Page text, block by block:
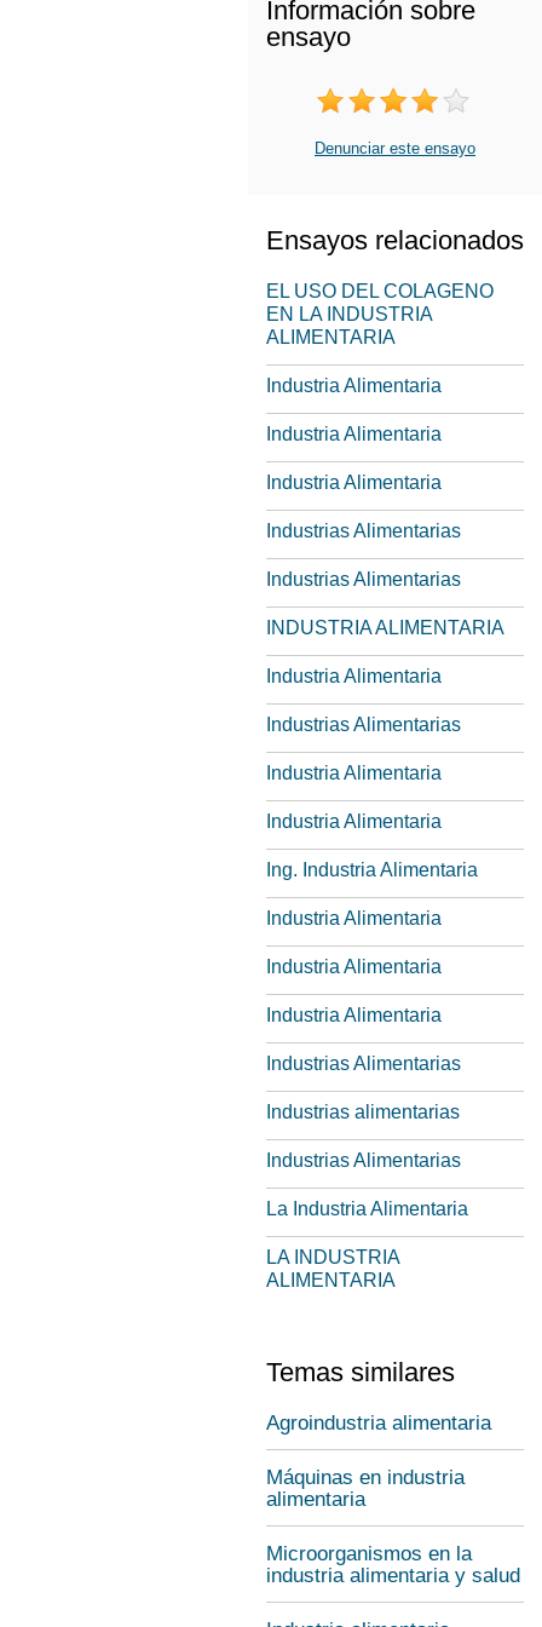
Información sobre
ensayo
Denunciar este ensayo
Ensayos relacionados
EL USO DEL COLAGENO
EN LA INDUSTRIA
ALIMENTARIA
Industria Alimentaria
Industria Alimentaria
Industria Alimentaria
Industrias Alimentarias
Industrias Alimentarias
INDUSTRIA ALIMENTARIA
Industria Alimentaria
Industrias Alimentarias
Industria Alimentaria
Industria Alimentaria
Ing. Industria Alimentaria
Industria Alimentaria
Industria Alimentaria
Industria Alimentaria
Industrias Alimentarias
Industrias alimentarias
Industrias Alimentarias
La Industria Alimentaria
LA INDUSTRIA
ALIMENTARIA
Temas similares
Agroindustria alimentaria
Máquinas en industria
alimentaria
Microorganismos en la
industria alimentaria y salud